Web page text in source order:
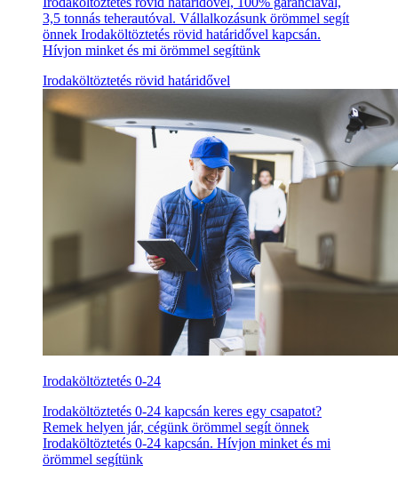
3,5 tonnás teherautóval. Vállalkozásunk örömmel segít
önnek Irodaköltöztetés rövid határidővel kapcsán.
Hívjon minket és mi örömmel segítünk
Irodaköltöztetés rövid határidővel
Irodaköltöztetés 0-24
Irodaköltöztetés 0-24 kapcsán keres egy csapatot?
Remek helyen jár, cégünk örömmel segít önnek
Irodaköltöztetés 0-24 kapcsán. Hívjon minket és mi
örömmel segítünk